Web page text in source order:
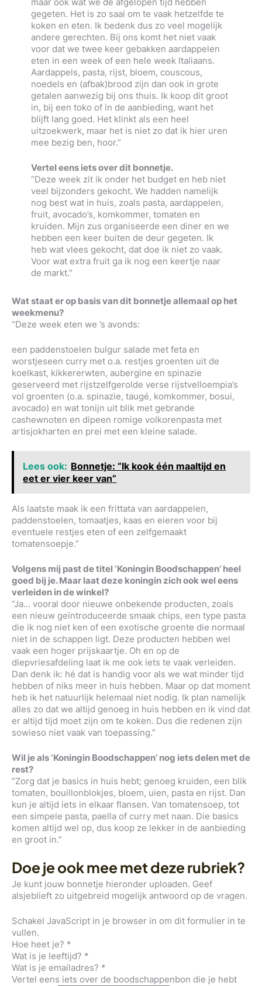
gegeten. Het is zo saai om te vaak hetzelfde te
koken en eten. Ik bedenk dus zo veel mogelijk
andere gerechten. Bij ons komt het niet vaak
voor dat we twee keer gebakken aardappelen
eten in een week of een hele week Italiaans.
Aardappels, pasta, rijst, bloem, couscous,
noedels en (afbak)brood zijn dan ook in grote
getalen aanwezig bij ons thuis. Ik koop dit groot
in, bij een toko of in de aanbieding, want het
blijft lang goed. Het klinkt als een heel
uitzoekwerk, maar het is niet zo dat ik hier uren
mee bezig ben, hoor.”
Vertel eens iets over dit bonnetje.
“Deze week zit ik onder het budget en heb niet
veel bijzonders gekocht. We hadden namelijk
nog best wat in huis, zoals pasta, aardappelen,
fruit, avocado’s, komkommer, tomaten en
kruiden. Mijn zus organiseerde een diner en we
hebben een keer buiten de deur gegeten. Ik
heb wat vlees gekocht, dat doe ik niet zo vaak.
Voor wat extra fruit ga ik nog een keertje naar
de markt.”
Wat staat er op basis van dit bonnetje allemaal op het
weekmenu?
“Deze week eten we ’s avonds:
een paddenstoelen bulgur salade met feta en
worstjeseen curry met o.a. restjes groenten uit de
koelkast, kikkererwten, aubergine en spinazie
geserveerd met rijstzelfgerolde verse rijstvelloempia’s
vol groenten (o.a. spinazie, taugé, komkommer, bosui,
avocado) en wat tonijn uit blik met gebrande
cashewnoten en dipeen romige volkorenpasta met
artisjokharten en prei met een kleine salade.
Lees ook: Bonnetje: “Ik kook één maaltijd en
eet er vier keer van”
Als laatste maak ik een frittata van aardappelen,
paddenstoelen, tomaatjes, kaas en eieren voor bij
eventuele restjes eten of een zelfgemaakt
tomatensoepje.”
Volgens mij past de titel ‘Koningin Boodschappen’ heel
goed bij je. Maar laat deze koningin zich ook wel eens
verleiden in de winkel?
“Ja… vooral door nieuwe onbekende producten, zoals
een nieuw geïntroduceerde smaak chips, een type pasta
die ik nog niet ken of een exotische groente die normaal
niet in de schappen ligt. Deze producten hebben wel
vaak een hoger prijskaartje. Oh en op de
diepvriesafdeling laat ik me ook iets te vaak verleiden.
Dan denk ik: hé dat is handig voor als we wat minder tijd
hebben of niks meer in huis hebben. Maar op dat moment
heb ik het natuurlijk helemaal niet nodig. Ik plan namelijk
alles zo dat we altijd genoeg in huis hebben en ik vind dat
er altijd tijd moet zijn om te koken. Dus die redenen zijn
sowieso niet vaak van toepassing.”
Wil je als ‘Koningin Boodschappen’ nog iets delen met de
rest?
“Zorg dat je basics in huis hebt; genoeg kruiden, een blik
tomaten, bouillonblokjes, bloem, uien, pasta en rijst. Dan
kun je altijd iets in elkaar flansen. Van tomatensoep, tot
een simpele pasta, paella of curry met naan. Die basics
komen altijd wel op, dus koop ze lekker in de aanbieding
en groot in.”
Doe je ook mee met deze rubriek?
Je kunt jouw bonnetje hieronder uploaden. Geef
alsjeblieft zo uitgebreid mogelijk antwoord op de vragen.
Schakel JavaScript in je browser in om dit formulier in te
vullen.
Hoe heet je? *
Wat is je leeftijd? *
Wat is je emailadres? *
Vertel eens iets over de boodschappenbon die je hebt